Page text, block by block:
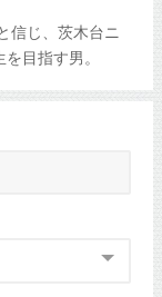
信じ、茨木台ニ
目指す男。